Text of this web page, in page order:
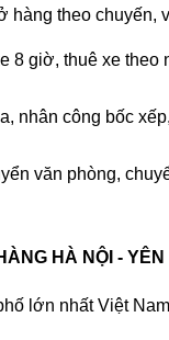
hàng theo chuyến,
8 giờ, thuê xe theo
nhân công bốc
văn phòng,
HÀ NỘI - YÊN
lớn nhất Việt